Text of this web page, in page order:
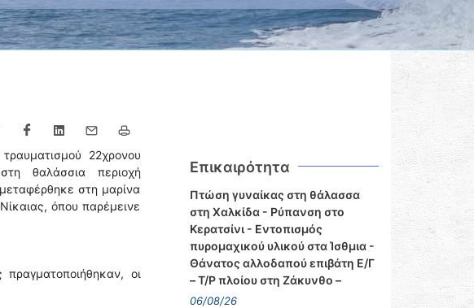
22χρονου
θαλάσσια περιοχή
στη μαρίνα
όπου παρέμεινε
οι
Επικαιρότητα
Πτώση γυναίκας στη θάλασσα
στη Χαλκίδα - Ρύπανση στο
Κερατσίνι - Εντοπισμός
πυρομαχικού υλικού στα Ίσθμια -
Θάνατος αλλοδαπού επιβάτη Ε/Γ
– Τ/Ρ πλοίου στη Ζάκυνθο –
06/08/26